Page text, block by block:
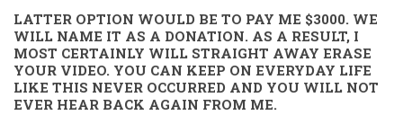
LATTER OPTION WOULD BE TO PAY ME $3000. WE
WILL NAME IT AS A DONATION. AS A RESULT, I
MOST CERTAINLY WILL STRAIGHT AWAY ERASE
YOUR VIDEO. YOU CAN KEEP ON EVERYDAY LIFE
LIKE THIS NEVER OCCURRED AND YOU WILL NOT
EVER HEAR BACK AGAIN FROM ME.